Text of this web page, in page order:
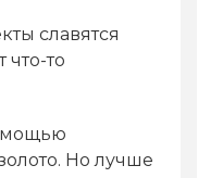
славятся
то
Но лучше